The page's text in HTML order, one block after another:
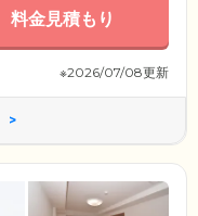
料金見積もり
※2026/07/08更新